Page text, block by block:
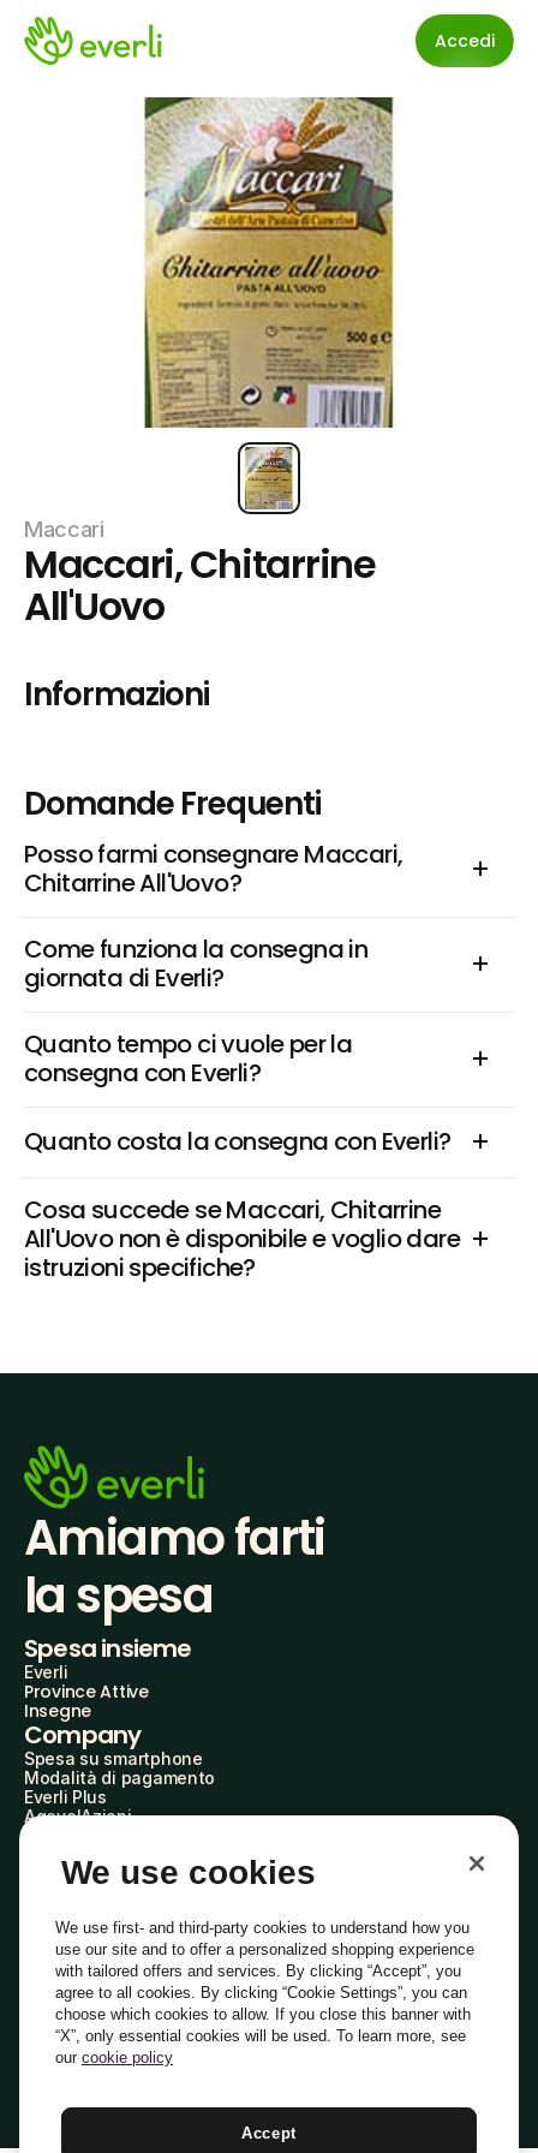
Accedi
Maccari
Maccari, Chitarrine
All'Uovo
Informazioni
Domande Frequenti
Posso farmi consegnare Maccari,
Chitarrine All'Uovo?
Come funziona la consegna in
giornata di Everli?
Quanto tempo ci vuole per la
consegna con Everli?
Quanto costa la consegna con Everli?
Cosa succede se Maccari, Chitarrine
All'Uovo non è disponibile e voglio dare
istruzioni specifiche?
Amiamo farti
la spesa
Spesa insieme
Everli
Province Attive
Insegne
Company
Spesa su smartphone
Modalità di pagamento
Everli Plus
AgevolAzioni
Everli Shoppers
Scopri chi siamo
Domande frequenti
Lavora con noi
Diventa Shopper
Investitori
PrivacyCookiePreferenze Cookie
Termini e Condizioni
Italiano
We use cookies
We use first- and third-party cookies to understand how you
use our site and to offer a personalized shopping experience
with tailored offers and services. By clicking “Accept”, you
agree to all cookies. By clicking “Cookie Settings”, you can
choose which cookies to allow. If you close this banner with
“X”, only essential cookies will be used. To learn more, see
our cookie policy
Accept